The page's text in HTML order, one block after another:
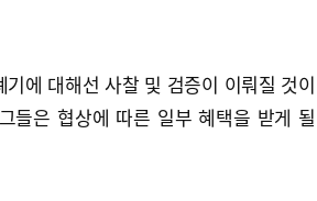
에 대해선 사찰 및 검증이 이뤄질 것이
들은 협상에 따른 일부 혜택을 받게 될